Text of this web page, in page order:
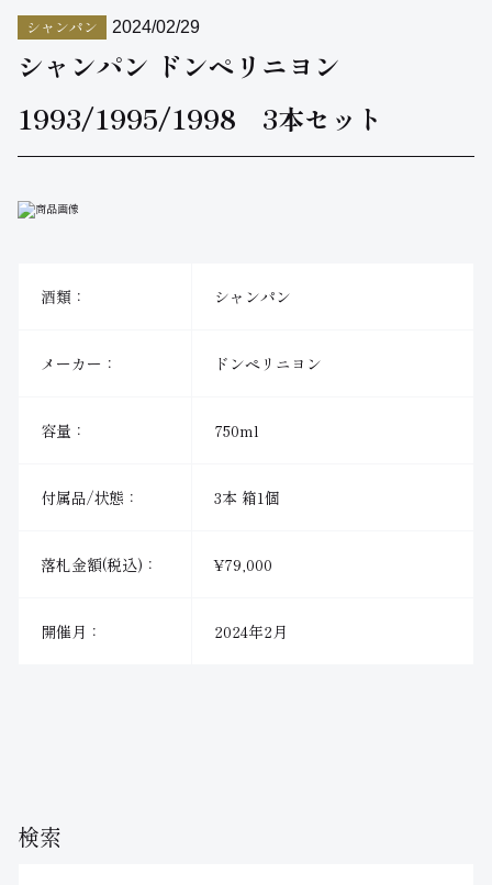
検索
シャンパン 2024/02/29
シャンパン ドンペリニヨン
1993/1995/1998 3本セット
酒類： シャンパン
メーカー： ドンペリニヨン
容量： 750ml
付属品/状態： 3本 箱1個
落札金額(税込)： ¥79,000
開催月： 2024年2月